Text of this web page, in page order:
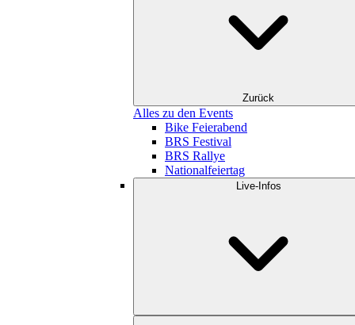
Zurück
Alles zu den Events
Bike Feierabend
BRS Festival
BRS Rallye
Nationalfeiertag
Live-Infos